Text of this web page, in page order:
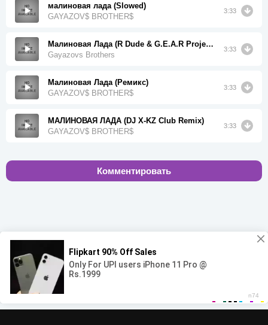
малиновая лада (Slowed)
GAYAZOV$ BROTHER$
3:33
Малиновая Лада (R Dude & G.E.A.R Project Remix)
Gayazovs Brothers
3:33
Малиновая Лада (Ремикс)
GAYAZOV$ BROTHER$
3:33
МАЛИНОВАЯ ЛАДА (DJ X-KZ Club Remix)
GAYAZOV$ BROTHER$
3:33
Комментировать
00:00